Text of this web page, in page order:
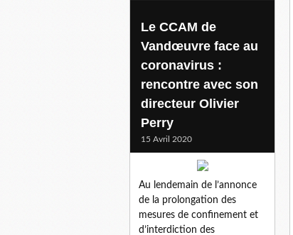
Le CCAM de
Vandœuvre face au
coronavirus :
rencontre avec son
directeur Olivier
Perry
15 Avril 2020
Au lendemain de l’annonce
de la prolongation des
mesures de confinement et
d’interdiction des